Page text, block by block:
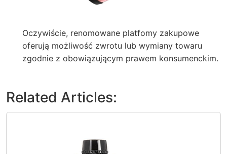
Oczywiście, renomowane platfomy zakupowe
oferują możliwość zwrotu lub wymiany towaru
zgodnie z obowiązującym prawem konsumenckim.
Related Articles: